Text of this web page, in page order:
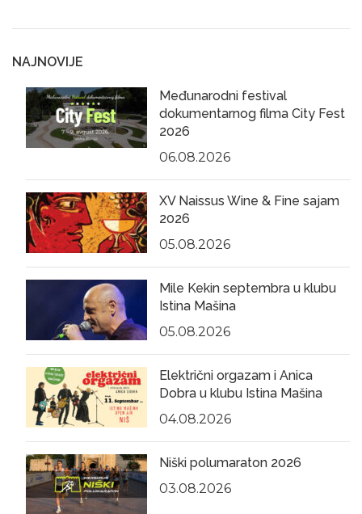
NAJNOVIJE
Međunarodni festival
dokumentarnog filma City Fest
2026
06.08.2026
XV Naissus Wine & Fine sajam
2026
05.08.2026
Mile Kekin septembra u klubu
Istina Mašina
05.08.2026
Električni orgazam i Anica
Dobra u klubu Istina Mašina
04.08.2026
Niški polumaraton 2026
03.08.2026